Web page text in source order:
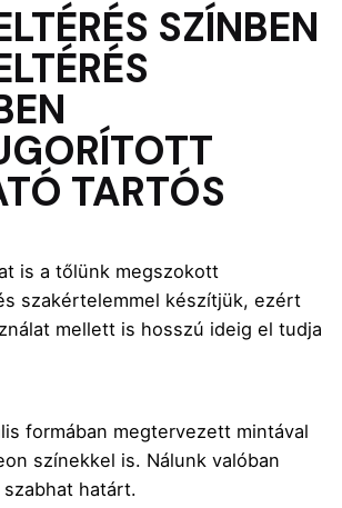
SZÍNBEN
TARTÓS
is a tőlünk megszokott
szakértelemmel készítjük, ezért
mellett is hosszú ideig el tudja
formában megtervezett mintával
színekkel is. Nálunk valóban
határt.